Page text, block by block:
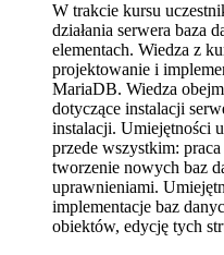
W trakcie kursu
działania serwera baza
elementach. Wiedza z
projektowanie i
MariaDB. Wiedza
dotyczące instalacji
instalacji. Umiejętności
przede wszystkim:
tworzenie nowych baz
uprawnieniami.
implementacje baz
obiektów, edycję tych